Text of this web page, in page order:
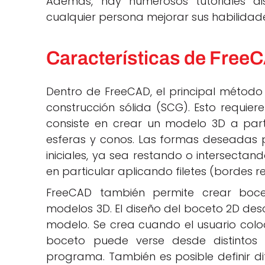
cualquier persona mejorar sus
Características de
Dentro de FreeCAD, el principal
construcción sólida (SCG). Esto
consiste en crear un modelo 3D a
esferas y conos. Las formas
iniciales, ya sea restando o
en particular aplicando filetes (bordes
FreeCAD también permite crear
modelos 3D. El diseño del boceto 2D
modelo. Se crea cuando el usuario
boceto puede verse desde
programa. También es posible definir